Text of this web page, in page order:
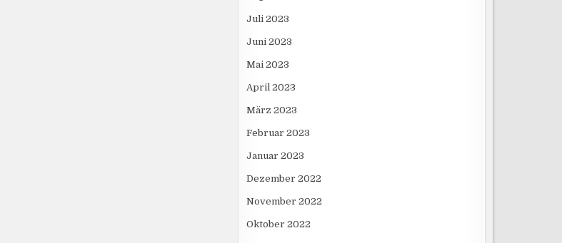
Juli 2023
Juni 2023
Mai 2023
April 2023
März 2023
Februar 2023
Januar 2023
Dezember 2022
November 2022
Oktober 2022